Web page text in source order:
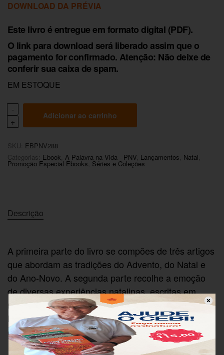
DOWNLOAD DA PRÉVIA
Este livro é entregue em formato digital (PDF).
O link para download será liberado assim que o
pagamento for confirmado. Atenção: Não deixe de
conferir sua caixa de spam.
EM ESTOQUE
Adicionar ao carrinho
SKU: EBPNV288
Categorias: Ebook A Palavra na Vida - PNV Lançamentos Natal
Promoção Especial Ebooks Séries e Coleções
Descrição
A primeira parte do livro se compões de três artigos
que abordam as tradições do Advento, do Natal e
do Ano-Novo. A segunda parte recolhe a emoção
de diversas experiências natalinas, escritas em
mutirão por vários autores dos mais longínquos
locais do mundo. São história simples e
emocionantes.